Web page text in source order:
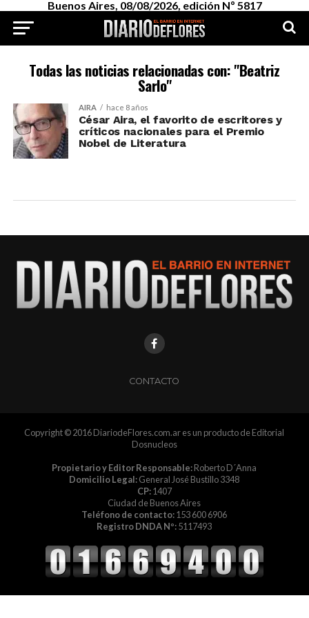
Buenos Aires, 08/08/2026, edición Nº 5817
Todas las noticias relacionadas con: "Beatriz
Sarlo"
AIRA hace 8 años
César Aira, el favorito de escritores y
críticos nacionales para el Premio
Nobel de Literatura
CONTACTO
Copyright © 2016 DiariodeFlores.com.ar es un producto de Editorial
Dosnucleos
Propietario y Editor Responsable:Roberto D´Anna
Domicilio Legal:General José Bustillo 3348
CP:1407
Ciudad de Buenos Aires
Teléfono de contacto:153 600 6906
Registro DNDA Nº:5117493